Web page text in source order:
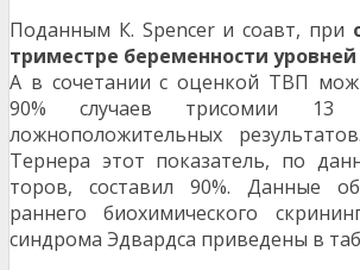
Поданным К. Spencer и соавт, при
триместре беременности уровней
А в сочетании с оценкой ТВП
90% случаев трисомии 13
ложноположительных
Тернера этот показатель, по
торов, составил 90%. Данные
раннего биохимического
синдрома Эдвардса приведены в